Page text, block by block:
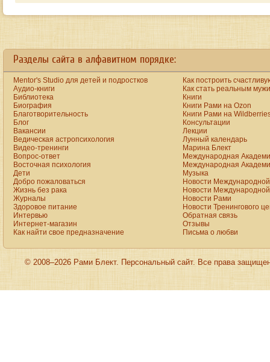
the big ten started fees are raised yet unfortunately customers continues to be feel
Разделы сайта в алфавитном порядке:
Mentor's Studio для детей и подростков
Аудио-книги
Библиотека
Биография
Благотворительность
Блог
Вакансии
Ведическая астропсихология
Видео-тренинги
Вопрос-ответ
Восточная психология
Дети
Добро пожаловаться
Жизнь без рака
Журналы
Здоровое питание
Интервью
Интернет-магазин
Как найти свое предназначение
Как построить
Как стать реальным
Книги
Книги Рами на Ozon
Книги Рами на
Консультации
Лекции
Лунный календарь
Марина Блект
Международная
Международная
Музыка
Новости
Новости
Новости Рами
Новости Тренингового
Обратная связь
Отзывы
Письма о любви
© 2008–2026 Рами Блект. Персональный сайт. Все права